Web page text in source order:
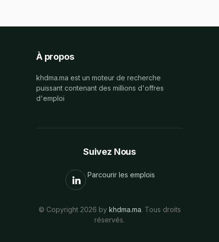
À propos
khdma.ma est un moteur de recherche
puissant contenant des millions d'offres
d'emploi
Suivez Nous
Parcourir les emplois
© Copyright 2026 by khdma.ma. Tous droits
réservés.